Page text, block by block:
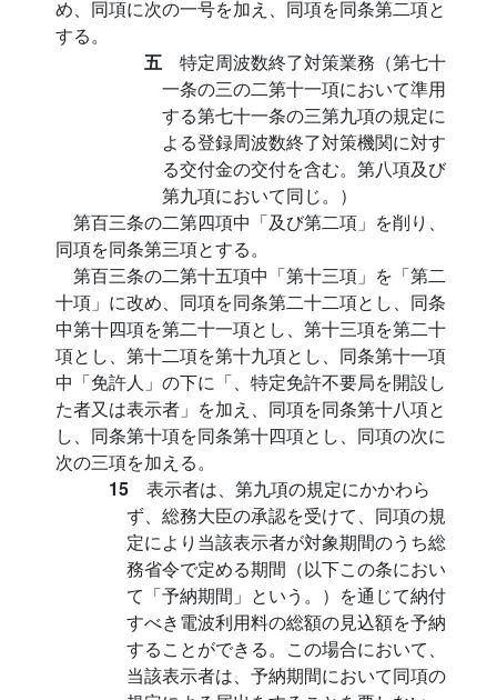
め、同項に次の一号を加え、同項を同条第二項と
する。
五 特定周波数終了対策業務（第七十
一条の三の二第十一項において準用
する第七十一条の三第九項の規定に
よる登録周波数終了対策機関に対す
る交付金の交付を含む。第八項及び
第九項において同じ。）
第百三条の二第四項中「及び第二項」を削り、
同項を同条第三項とする。
第百三条の二第十五項中「第十三項」を「第二
十項」に改め、同項を同条第二十二項とし、同条
中第十四項を第二十一項とし、第十三項を第二十
項とし、第十二項を第十九項とし、同条第十一項
中「免許人」の下に「、特定免許不要局を開設し
た者又は表示者」を加え、同項を同条第十八項と
し、同条第十項を同条第十四項とし、同項の次に
次の三項を加える。
15 表示者は、第九項の規定にかかわら
ず、総務大臣の承認を受けて、同項の規
定により当該表示者が対象期間のうち総
務省令で定める期間（以下この条におい
て「予納期間」という。）を通じて納付
すべき電波利用料の総額の見込額を予納
することができる。この場合において、
当該表示者は、予納期間において同項の